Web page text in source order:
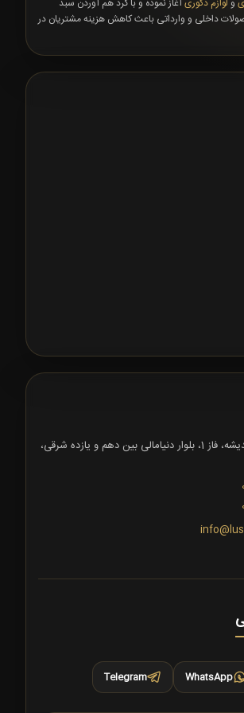
داخلی و وارداتی باعث کاهش هزینه مشتریان در
تهران، شهرک اندیشه، فاز 1، بلوار دنیامالی بین دهم و یازده شرقی،
WhatsApp
Telegram